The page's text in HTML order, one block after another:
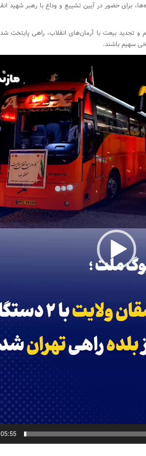
برای حضور در آیین تشییع و وداع با رهبر شهید
و تجدید بیعت با آرمان‌های انقلاب، راهی پایتخت
سهیم باشند.
05:55